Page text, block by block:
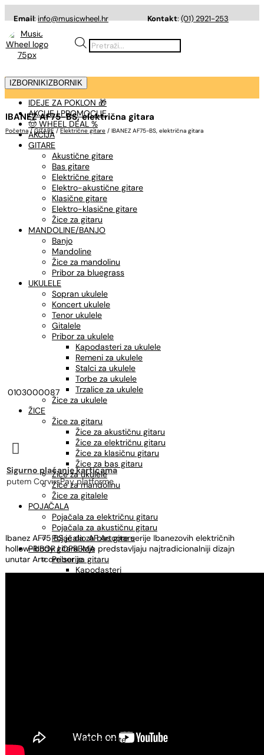
Email:info@musicwheel.hr Kontakt:(01) 2921-253
Products
search
IZBORNIK IZBORNIK
IDEJE ZA POKLON 🎁
AKCIJE I PROMOCIJE
🤠 WHEEL DEAL %
AKCIJA
GITARE
Akustične gitare
Bas gitare
Električne gitare
Elektro-akustične gitare
Klasične gitare
Elektro-klasične gitare
Žice za gitaru
MANDOLINE/BANJO
Banjo
Mandoline
Žice za mandolinu
Pribor za bluegrass
UKULELE
Sopran ukulele
Koncert ukulele
Tenor ukulele
Gitalele
Pribor za ukulele
Kapodasteri za ukulele
Remeni za ukulele
Stalci za ukulele
Torbe za ukulele
Trzalice za ukulele
Žice za ukulele
ŽICE
Žice za gitaru
Žice za akustičnu gitaru
Žice za električnu gitaru
Žice za klasičnu gitaru
Žice za bas gitaru
Žice za ukulele
Žice za mandolinu
Žice za gitalele
POJAČALA
Pojačala za električnu gitaru
Pojačala za akustičnu gitaru
Pojačala za bas gitaru
PRIBOR I OPREMA
Pribor za gitaru
Kapodasteri
Stalci za ukulele
Stalci za note
IBANEZ AF75-BS, električna gitara
Početna / GITARE / Električne gitare / IBANEZ AF75-BS, električna gitara
0103000087

Sigurno plaćanje karticama
putem CorvusPay platforme
Ibanez AF75 BS je dio AF Artcore serije Ibanezovih električnih
hollow-body gitara koje predstavljaju najtradicionalniji dizajn
unutar Artcore serije.